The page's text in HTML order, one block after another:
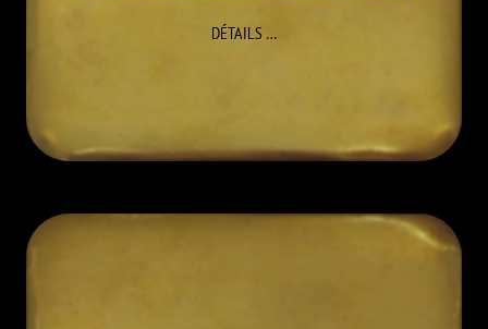
DÉTAILS…À KARL LAGER